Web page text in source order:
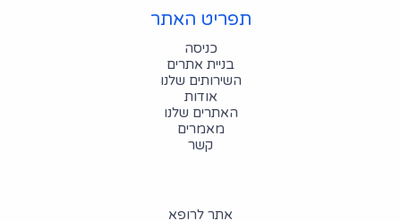
תפריט האתר
כניסה
בניית אתרים
השירותים שלנו
אודות
האתרים שלנו
מאמרים
קשר
אתר לרופא